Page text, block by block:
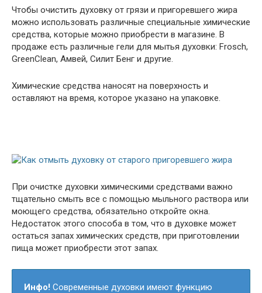
Чтобы очистить духовку от грязи и пригоревшего жира
можно использовать различные специальные химические
средства, которые можно приобрести в магазине. В
продаже есть различные гели для мытья духовки: Frosch,
GreenClean, Амвей, Силит Бенг и другие.
Химические средства наносят на поверхность и
оставляют на время, которое указано на упаковке.
При очистке духовки химическими средствами важно
тщательно смыть все с помощью мыльного раствора или
моющего средства, обязательно откройте окна.
Недостаток этого способа в том, что в духовке может
остаться запах химических средств, при приготовлении
пища может приобрести этот запах.
Инфо! Современные духовки имеют функцию